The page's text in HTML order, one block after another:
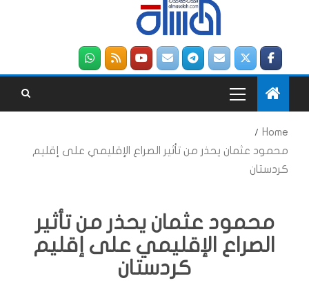
Home
محمود عثمان يحذر من تأثير الصراع الإقليمي على إقليم
كردستان
محمود عثمان يحذر من تأثير
الصراع الإقليمي على إقليم
كردستان